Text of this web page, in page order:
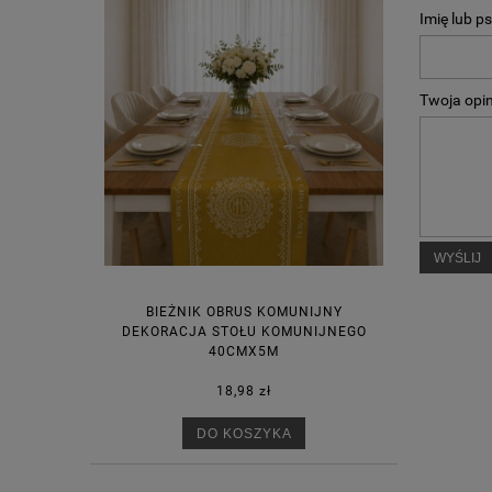
BIEŻNIK OBRUS KOMUNIJNY
DEKORACJA STOŁU KOMUNIJNEGO
40CMX5M
18,98 zł
DO KOSZYKA
Imię lub
Twoja
WYŚLIJ